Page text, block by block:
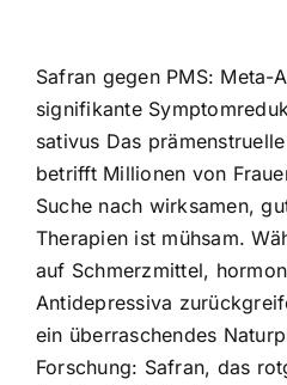
Safran gegen PMS: Meta-
signifikante
sativus Das
betrifft Millionen von
Suche nach wirksamen,
Therapien ist mühsam.
auf Schmerzmittel,
Antidepressiva
ein überraschendes
Forschung: Safran, das